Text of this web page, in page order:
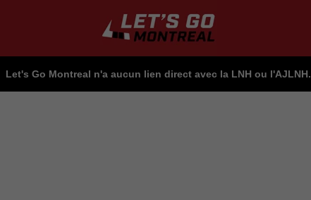
Let's Go Montreal n'a aucun lien direct avec la LNH ou l'AJLNH.